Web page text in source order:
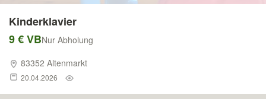
Kinderklavier
9 € VBNur Abholung
83352 Altenmarkt
20.04.2026